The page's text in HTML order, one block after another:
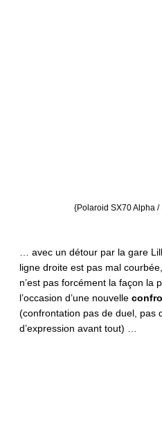
{Polaroid SX70 Alpha
… avec un détour par la gare
ligne droite est pas mal
n’est pas forcément la façon la
l’occasion d’une nouvelle
(confrontation pas de duel,
d’expression avant tout) …